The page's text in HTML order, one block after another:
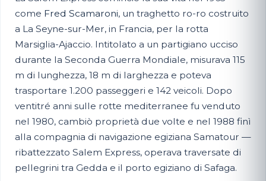
come Fred Scamaroni, un traghetto ro-ro costruito
a La Seyne-sur-Mer, in Francia, per la rotta
Marsiglia-Ajaccio. Intitolato a un partigiano ucciso
durante la Seconda Guerra Mondiale, misurava 115
m di lunghezza, 18 m di larghezza e poteva
trasportare 1.200 passeggeri e 142 veicoli. Dopo
ventitré anni sulle rotte mediterranee fu venduto
nel 1980, cambiò proprietà due volte e nel 1988 finì
alla compagnia di navigazione egiziana Samatour —
ribattezzato Salem Express, operava traversate di
pellegrini tra Gedda e il porto egiziano di Safaga.